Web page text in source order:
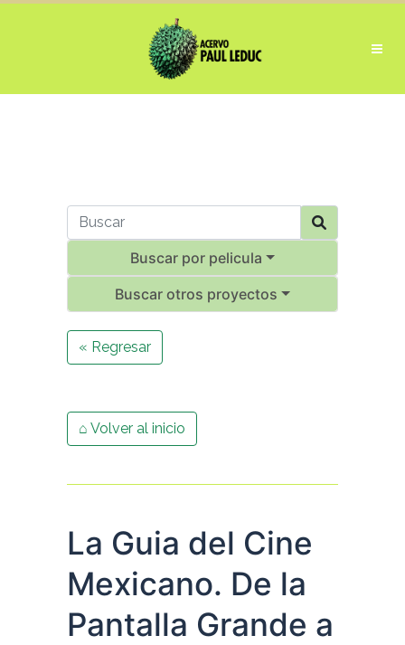
Buscar por pelicula
Buscar otros proyectos
« Regresar
⌂ Volver al inicio
La Guia del Cine
Mexicano. De la
Pantalla Grande a